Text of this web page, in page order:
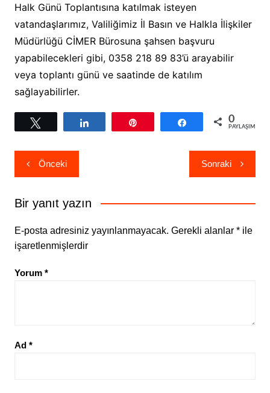
Halk Günü Toplantısına katılmak isteyen
vatandaşlarımız, Valiliğimiz İl Basın ve Halkla İlişkiler
Müdürlüğü CİMER Bürosuna şahsen başvuru
yapabilecekleri gibi, 0358 218 89 83’ü arayabilir
veya toplantı günü ve saatinde de katılım
sağlayabilirler.
Paylaş 0
PAYLAŞIMLAR
Yazı
gezinmesi
Önceki Sonraki
Bir yanıt yazın
E-posta adresiniz yayınlanmayacak. Gerekli alanlar *ile
işaretlenmişlerdir
Yorum *
Ad *